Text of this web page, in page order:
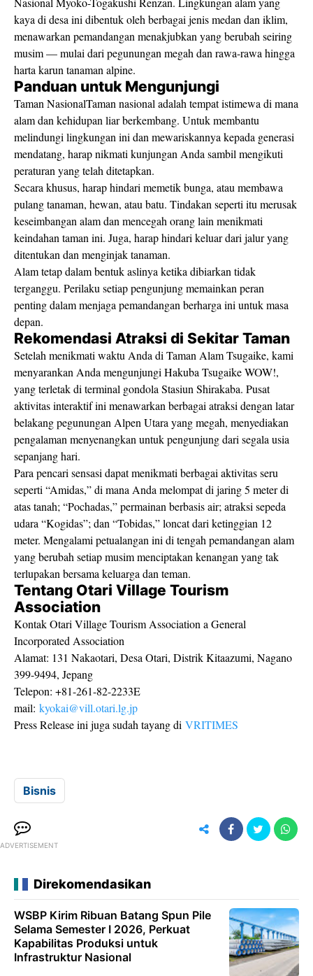
kaya di desa ini dibentuk oleh berbagai jenis medan dan iklim,
menawarkan pemandangan menakjubkan yang berubah seiring
musim — mulai dari pegunungan megah dan rawa-rawa hingga
harta karun tanaman alpine.
Panduan untuk Mengunjungi
Taman NasionalTaman nasional adalah tempat istimewa di mana
alam dan kehidupan liar berkembang. Untuk membantu
melindungi lingkungan ini dan mewariskannya kepada generasi
mendatang, harap nikmati kunjungan Anda sambil mengikuti
peraturan yang telah ditetapkan.
Secara khusus, harap hindari memetik bunga, atau membawa
pulang tanaman, hewan, atau batu. Tindakan seperti itu merusak
keseimbangan alam dan mencegah orang lain menikmati
keindahan taman ini. Juga, harap hindari keluar dari jalur yang
ditentukan dan menginjak tanaman.
Alam tetap dalam bentuk aslinya ketika dibiarkan tidak
terganggu. Perilaku setiap pengunjung memainkan peran
penting dalam menjaga pemandangan berharga ini untuk masa
depan.
Rekomendasi Atraksi di Sekitar Taman
Setelah menikmati waktu Anda di Taman Alam Tsugaike, kami
menyarankan Anda mengunjungi Hakuba Tsugaike WOW!,
yang terletak di terminal gondola Stasiun Shirakaba. Pusat
aktivitas interaktif ini menawarkan berbagai atraksi dengan latar
belakang pegunungan Alpen Utara yang megah, menyediakan
pengalaman menyenangkan untuk pengunjung dari segala usia
sepanjang hari.
Para pencari sensasi dapat menikmati berbagai aktivitas seru
seperti “Amidas,” di mana Anda melompat di jaring 5 meter di
atas tanah; “Pochadas,” permainan berbasis air; atraksi sepeda
udara “Kogidas”; dan “Tobidas,” loncat dari ketinggian 12
meter. Mengalami petualangan ini di tengah pemandangan alam
yang berubah setiap musim menciptakan kenangan yang tak
terlupakan bersama keluarga dan teman.
Tentang Otari Village Tourism
Association
Kontak Otari Village Tourism Association a General
Incorporated Association
Alamat: 131 Nakaotari, Desa Otari, Distrik Kitaazumi, Nagano
399-9494, Jepang
Telepon: +81-261-82-2233E
mail: kyokai@vill.otari.lg.jp
Press Release ini juga sudah tayang di VRITIMES
Bisnis
ADVERTISEMENT
Direkomendasikan
WSBP Kirim Ribuan Batang Spun Pile
Selama Semester I 2026, Perkuat
Kapabilitas Produksi untuk
Infrastruktur Nasional